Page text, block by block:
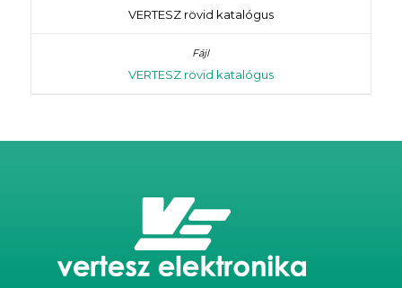
VERTESZ rövid katalógus
VERTESZ rövid katalógus